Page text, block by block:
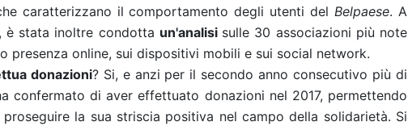
caratterizzano il comportamento degli utenti delBelpaese. A
è stata inoltre condotta un'analisi sulle 30 associazioni più note
presenza online, sui dispositivi mobili e sui social network.
donazioni? Si, e anzi per il secondo anno consecutivo più di
confermato di aver effettuato donazioni nel 2017, permettendo
la sua striscia positiva nel campo della solidarietà. Si